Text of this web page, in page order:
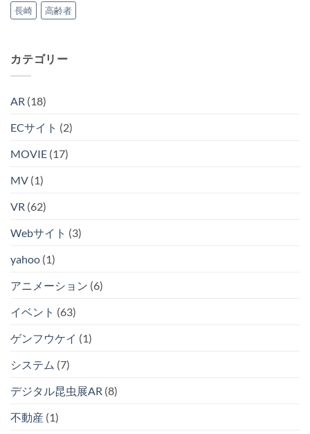
長崎
高齢者
カテゴリー
AR (18)
ECサイト (2)
MOVIE (17)
MV (1)
VR (62)
Webサイト (3)
yahoo (1)
アニメーション (6)
イベント (63)
ゲンフウケイ (1)
システム (7)
デジタル昆虫展AR (8)
不動産 (1)